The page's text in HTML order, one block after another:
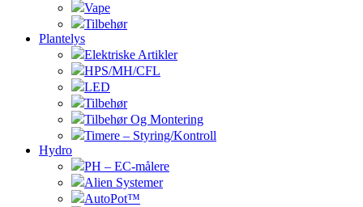
Vape
Tilbehør
Plantelys
Elektriske Artikler
HPS/MH/CFL
LED
Tilbehør
Tilbehør Og Montering
Timere – Styring/Kontroll
Hydro
PH – EC-målere
Alien Systemer
AutoPot™